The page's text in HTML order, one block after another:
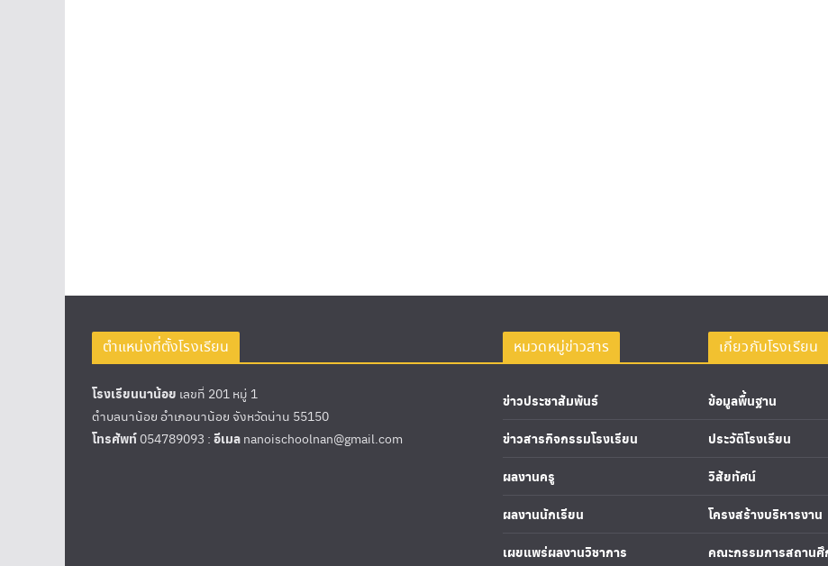
ตำแหน่งที่ตั้งโรงเรียน
โรงเรียนนาน้อย เลขที่ 201 หมู่ 1
ตำบลนาน้อย อำเภอนาน้อย จังหวัดน่าน 55150
โทรศัพท์ 054789093 : อีเมล nanoischoolnan@gmail.com
หมวดหมู่ข่าวสาร
ข่าวประชาสัมพันธ์
ข่าวสารกิจกรรมโรงเรียน
ผลงานครู
ผลงานนักเรียน
เผยแพร่ผลงานวิชาการ
เกี่ยวกับโรงเรียน
ข้อมูลพื้นฐาน
ประวัติโรงเรียน
วิสัยทัศน์
โครงสร้างบริหารงาน
คณะกรรมการสถานศึ